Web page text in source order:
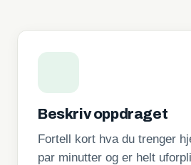
Beskriv oppdraget
Fortell kort hva du trenger
par minutter og er helt